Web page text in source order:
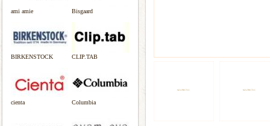
ami amie Bisgaard
BIRKENSTOCK CLIP.TAB
cienta Columbia